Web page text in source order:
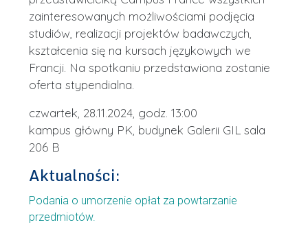
zainteresowanych możliwościami podjęcia
studiów, realizacji projektów badawczych,
kształcenia się na kursach językowych we
Francji. Na spotkaniu przedstawiona zostanie
oferta stypendialna.
czwartek, 28.11.2024, godz. 13:00
kampus główny PK, budynek Galerii GIL sala
206 B
Aktualności:
Podania o umorzenie opłat za powtarzanie
przedmiotów.